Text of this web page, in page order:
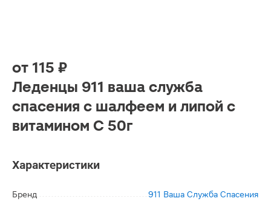
от 115 ₽
Леденцы 911 ваша служба
спасения с шалфеем и липой с
витамином С 50г
Характеристики
Бренд
911 Ваша Служба Спасения